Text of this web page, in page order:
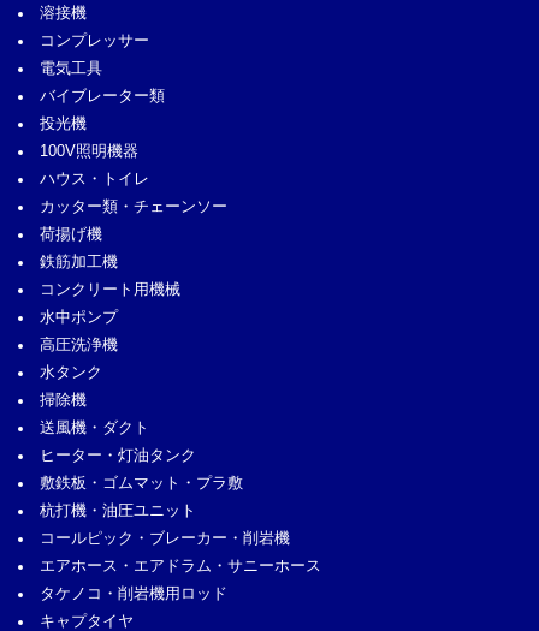
溶接機
コンプレッサー
電気工具
バイブレーター類
投光機
100V照明機器
ハウス・トイレ
カッター類・チェーンソー
荷揚げ機
鉄筋加工機
コンクリート用機械
水中ポンプ
高圧洗浄機
水タンク
掃除機
送風機・ダクト
ヒーター・灯油タンク
敷鉄板・ゴムマット・プラ敷
杭打機・油圧ユニット
コールピック・ブレーカー・削岩機
エアホース・エアドラム・サニーホース
タケノコ・削岩機用ロッド
キャプタイヤ